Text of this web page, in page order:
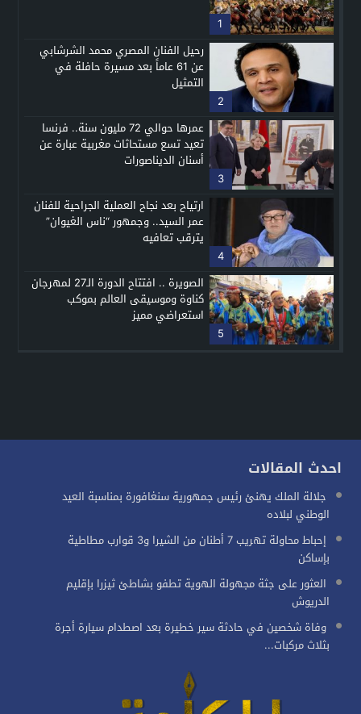
1
2
رحيل الفنان المصري محمد الشرشابي
عن 61 عاماً بعد مسيرة حافلة في
التمثيل
3
عمرها حوالي 72 مليون سنة.. فرنسا
تعيد تسع مستحاثات مغربية عبارة عن
أسنان الديناصورات
4
ارتياح بعد نجاح العملية الجراحية للفنان
عمر السيد.. وجمهور “ناس الغيوان”
يترقب تعافيه
5
الصويرة .. افتتاح الدورة الـ27 لمهرجان
كناوة وموسيقى العالم بموكب
استعراضي مميز
احدث المقالات
جلالة الملك يهنئ رئيس جمهورية سنغافورة بمناسبة العيد
الوطني لبلاده
إحباط محاولة تهريب 7 أطنان من الشيرا و3 قوارب مطاطية
بإساكن
العثور على جثة مجهولة الهوية تطفو بشاطئ ثيزرا بإقليم
الدريوش
وفاة شخصين في حادثة سير خطيرة بعد اصطدام سيارة أجرة
بثلاث مركبات...